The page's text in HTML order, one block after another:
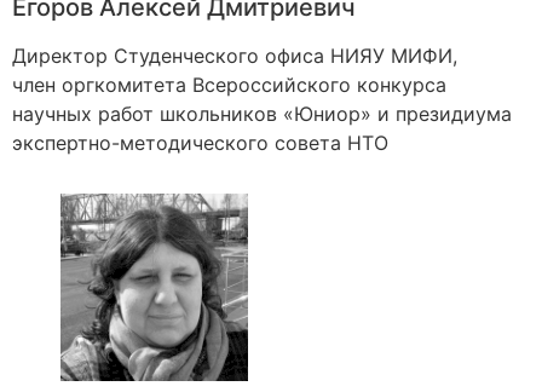
Егоров Алексей Дмитриевич
Директор Студенческого офиса НИЯУ МИФИ,
член оргкомитета Всероссийского конкурса
научных работ школьников «Юниор» и президиума
экспертно-методического совета НТО